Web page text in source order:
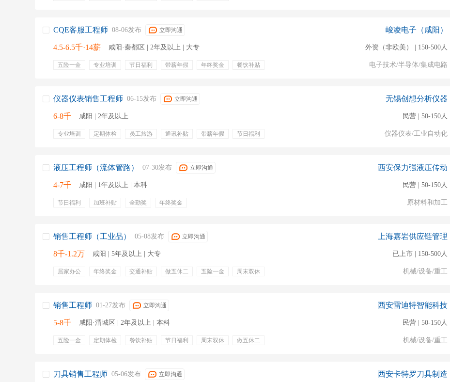
CQE客服工程师 08-06发布 立即沟通
4.5-6.5千·14薪 咸阳·秦都区 | 2年及以上 | 大专
五险一金 专业培训 节日福利 带薪年假 年终奖金
餐饮补贴
峻凌电子（咸阳）
外资（非欧美） | 150-500人
电子技术/半导体/集成电路
仪器仪表销售工程师 06-15发布 立即沟通
6-8千 咸阳 | 2年及以上
专业培训 定期体检 员工旅游 通讯补贴 带薪年假
节日福利
无锡创想分析仪器
民营 | 50-150人
仪器仪表/工业自动化
液压工程师（流体管路） 07-30发布 立即沟通
4-7千 咸阳 | 1年及以上 | 本科
节日福利 加班补贴 全勤奖 年终奖金
西安保力强液压传动
民营 | 50-150人
原材料和加工
销售工程师（工业品） 05-08发布 立即沟通
8千-1.2万 咸阳 | 5年及以上 | 大专
居家办公 年终奖金 交通补贴 做五休二 五险一金
周末双休
上海嘉岩供应链管理
已上市 | 150-500人
机械/设备/重工
销售工程师 01-27发布 立即沟通
5-8千 咸阳·渭城区 | 2年及以上 | 本科
五险一金 定期体检 餐饮补贴 节日福利 周末双休
做五休二
西安雷迪特智能科技
民营 | 50-150人
机械/设备/重工
刀具销售工程师 05-06发布 立即沟通 西安卡特罗刀具制造